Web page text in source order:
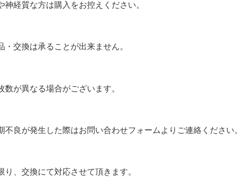
神経質な方は購入をお控えください。
・交換は承ることが出来ません。
が異なる場合がございます。
不良が発生した際はお問い合わせフォームよりご連絡ください。
、交換にて対応させて頂きます。